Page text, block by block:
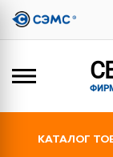
КАТАЛОГ